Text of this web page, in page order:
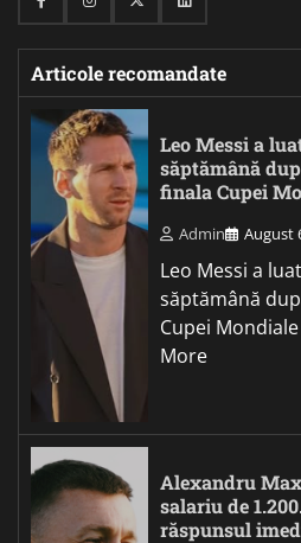
FacebookInstagramTwitterLinkedin
Articole recomandate
Leo Messi a
săptămână
finala Cupei
Admin August
Leo Messi a
săptămână
Cupei Mondiale
More
Alexandru
salariu de
răspunsul